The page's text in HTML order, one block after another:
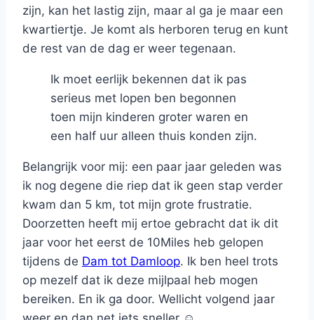
zijn, kan het lastig zijn, maar al ga je maar een
kwartiertje. Je komt als herboren terug en kunt
de rest van de dag er weer tegenaan.
Ik moet eerlijk bekennen dat ik pas
serieus met lopen ben begonnen
toen mijn kinderen groter waren en
een half uur alleen thuis konden zijn.
Belangrijk voor mij: een paar jaar geleden was
ik nog degene die riep dat ik geen stap verder
kwam dan 5 km, tot mijn grote frustratie.
Doorzetten heeft mij ertoe gebracht dat ik dit
jaar voor het eerst de 10Miles heb gelopen
tijdens de Dam tot Damloop. Ik ben heel trots
op mezelf dat ik deze mijlpaal heb mogen
bereiken. En ik ga door. Wellicht volgend jaar